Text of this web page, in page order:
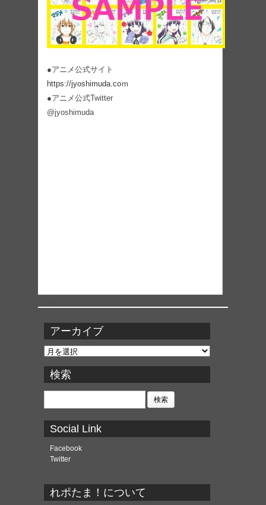
●アニメ公式サイト
https://jyoshimuda.coｍ
●アニメ公式Twitter
@jyoshimuda
アーカイブ
ア
カ
イ
ブ
検索
検
Social Link
Facebook
Twitter
れポたま！について